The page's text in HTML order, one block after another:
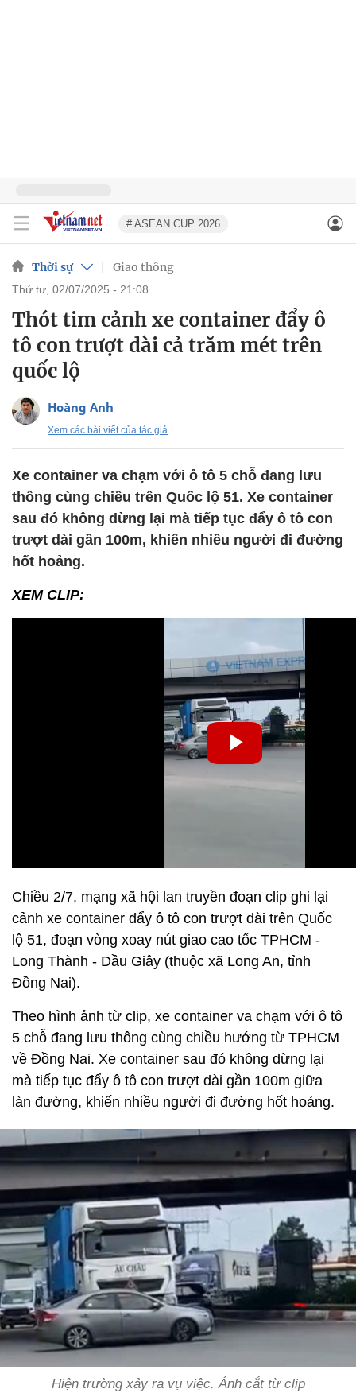
# ASEAN CUP 2026
Thời sự Giao thông
thứ tư, 02/07/2025 - 21:08
Thót tim cảnh xe container đẩy ô
tô con trượt dài cả trăm mét trên
quốc lộ
Hoàng Anh
Xem các bài viết của tác giả
Xe container va chạm với ô tô 5 chỗ đang lưu
thông cùng chiều trên Quốc lộ 51. Xe container
sau đó không dừng lại mà tiếp tục đẩy ô tô con
trượt dài gần 100m, khiến nhiều người đi đường
hốt hoảng.
XEM CLIP:
Chiều 2/7, mạng xã hội lan truyền đoạn clip ghi lại
cảnh xe container đẩy ô tô con trượt dài trên Quốc
lộ 51, đoạn vòng xoay nút giao cao tốc TPHCM -
Long Thành - Dầu Giây (thuộc xã Long An, tỉnh
Đồng Nai).
Theo hình ảnh từ clip, xe container va chạm với ô tô
5 chỗ đang lưu thông cùng chiều hướng từ TPHCM
về Đồng Nai. Xe container sau đó không dừng lại
mà tiếp tục đẩy ô tô con trượt dài gần 100m giữa
làn đường, khiến nhiều người đi đường hốt hoảng.
Hiện trường xảy ra vụ việc. Ảnh cắt từ clip